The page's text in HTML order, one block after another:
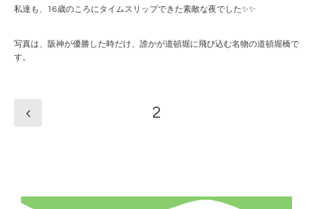
私達も、16歳のころにタイムスリップできた素敵な夜でした✨✨
写真は、阪神が優勝した時だけ、誰かが道頓堀に飛び込む名物の道頓堀橋で
す。
2